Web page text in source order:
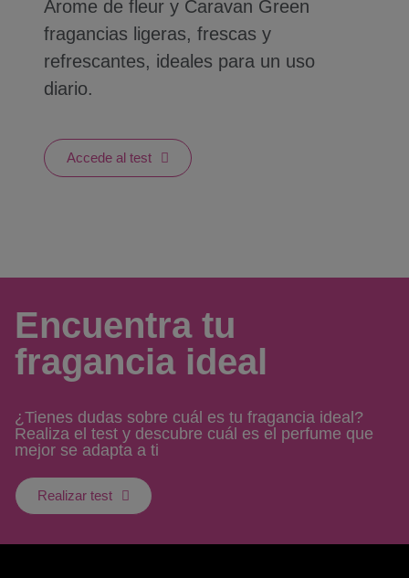
Arome de fleur y Caravan Green
fragancias ligeras, frescas y
refrescantes, ideales para un uso
diario.
Accede al test
Encuentra tu
fragancia ideal
¿Tienes dudas sobre cuál es tu fragancia ideal?
Realiza el test y descubre cuál es el perfume que
mejor se adapta a ti
Realizar test